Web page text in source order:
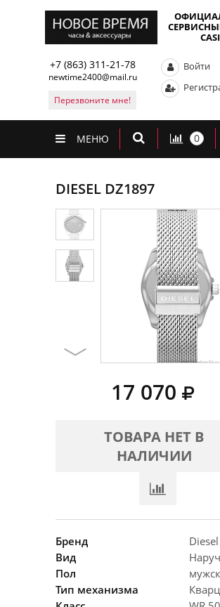
+7 (863) 311-21-78
newtime2400@mail.ru
Перезвоните мне!
Войти
МЕНЮ 0
DIESEL DZ1897
17 070
ТОВАРА НЕТ В
НАЛИЧИИ
Бренд
Diesel
Вид
Пол
Тип механизма